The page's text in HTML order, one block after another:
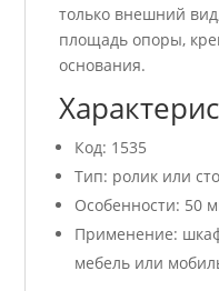
только внешний
площадь опоры,
основания.
Код: 1535
Тип: ролик или
Особенности: 50
Применение:
мебель или